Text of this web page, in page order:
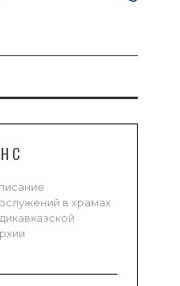
в храмах